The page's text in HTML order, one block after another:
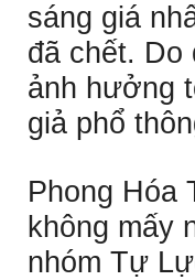
sáng giá
đã chết. Do
ảnh hưởng
giả phổ
Phong Hóa
không mấy
nhóm Tự